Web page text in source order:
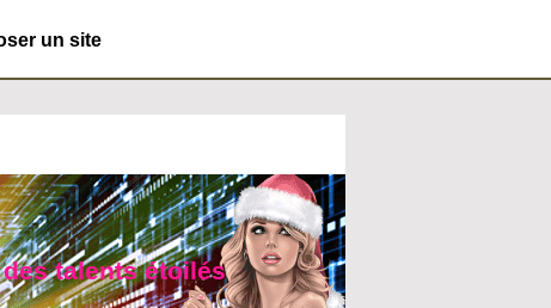
un site
talents étoilés